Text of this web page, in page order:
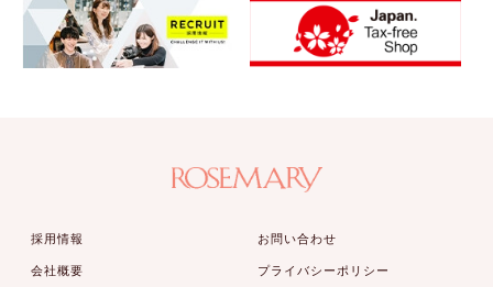
採用情報
会社概要
お問い合わせ
プライバシーポリシー